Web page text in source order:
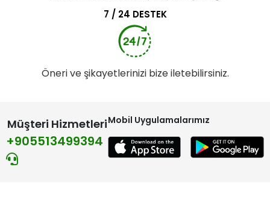
7 / 24 DESTEK
Öneri ve şikayetlerinizi bize iletebilirsiniz.
Müşteri Hizmetleri
+905513499394
Mobil Uygulamalarımız